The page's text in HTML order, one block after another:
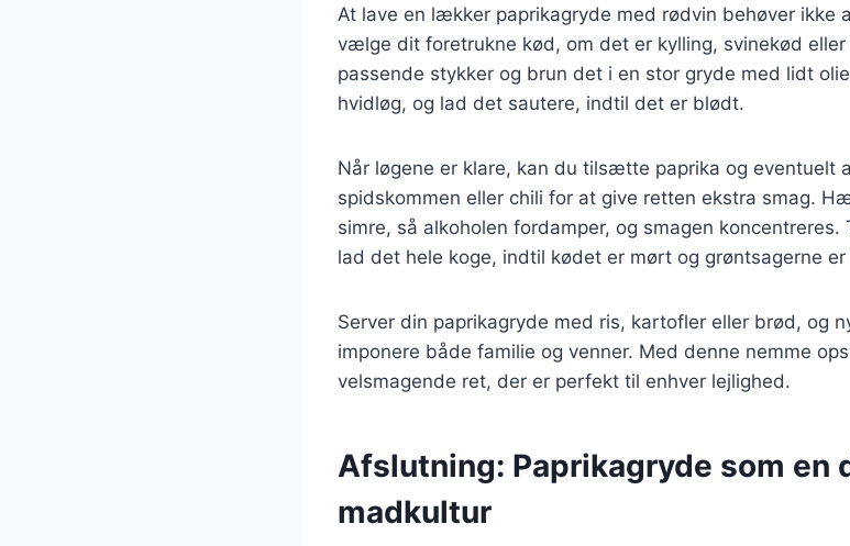
At lave en lækker paprikagryde med rødvin behøver
vælge dit foretrukne kød, om det er kylling, svinekød
passende stykker og brun det i en stor gryde med lidt
hvidløg, og lad det sautere, indtil det er blødt.
Når løgene er klare, kan du tilsætte paprika og eventuelt
spidskommen eller chili for at give retten ekstra smag.
simre, så alkoholen fordamper, og smagen
lad det hele koge, indtil kødet er mørt og grøntsagerne
Server din paprikagryde med ris, kartofler eller brød, og
imponere både familie og venner. Med denne nemme
velsmagende ret, der er perfekt til enhver lejlighed.
Afslutning: Paprikagryde som en
madkultur